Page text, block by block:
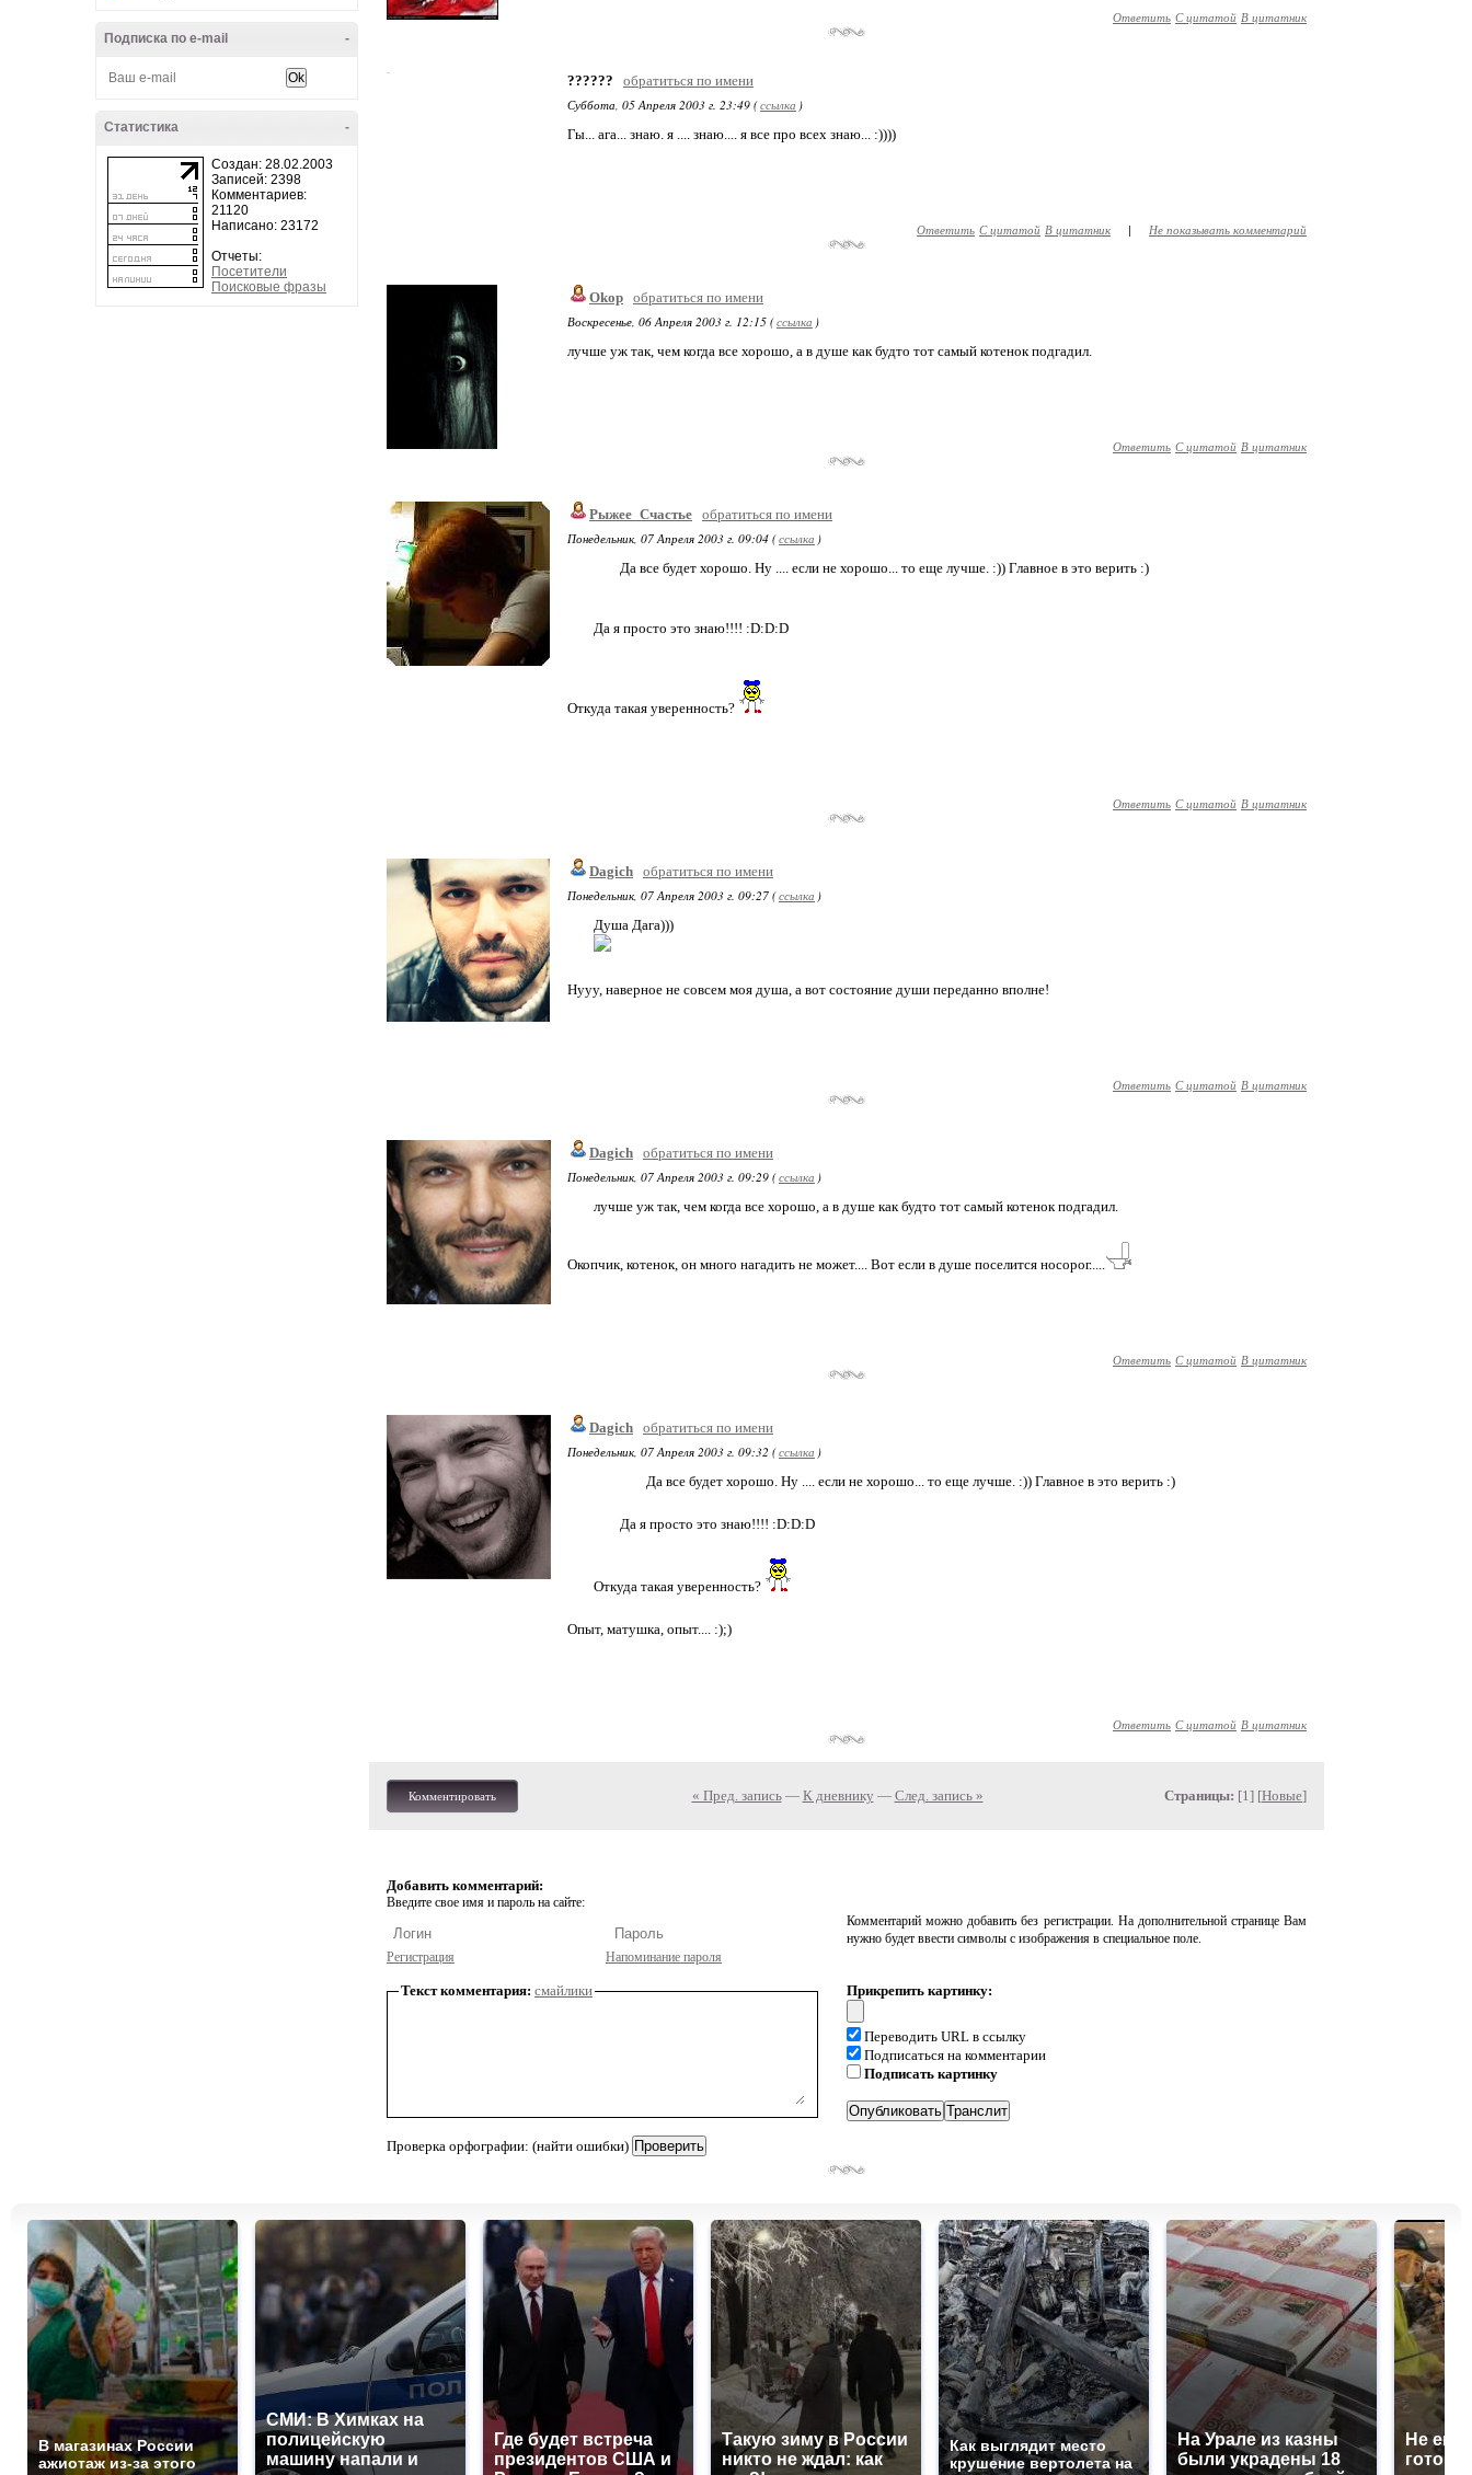
-
Подписка по e-mail
-
Статистика
Создан: 28.02.2003
Записей: 2398
Комментариев:
21120
Написано: 23172
Отчеты:
Посетители
Поисковые фразы
Ответить С цитатой В цитатник
??????
обратиться по имени
Суббота, 05 Апреля 2003 г. 23:49 (ссылка )
Гы... ага... знаю. я .... знаю.... я все про всех знаю... :))))
Ответить С цитатой В цитатник | Не показывать комментарий
Okop обратиться по имени
Воскресенье, 06 Апреля 2003 г. 12:15 (ссылка )
лучше уж так, чем когда все хорошо, а в душе как будто тот самый котенок подгадил.
Ответить С цитатой В цитатник
Рыжее_Счастье обратиться по имени
Понедельник, 07 Апреля 2003 г. 09:04 (ссылка )
Да все будет хорошо. Ну .... если не хорошо... то еще лучше. :)) Главное в это верить :)
Да я просто это знаю!!!! :D:D:D
Откуда такая уверенность?
Ответить С цитатой В цитатник
Dagich обратиться по имени
Понедельник, 07 Апреля 2003 г. 09:27 (ссылка )
Душа Дага)))
Нууу, наверное не совсем моя душа, а вот состояние души переданно вполне!
Ответить С цитатой В цитатник
Dagich обратиться по имени
Понедельник, 07 Апреля 2003 г. 09:29 (ссылка )
лучше уж так, чем когда все хорошо, а в душе как будто тот самый котенок подгадил.
Окопчик, котенок, он много нагадить не может.... Вот если в душе поселится носорог.....
Ответить С цитатой В цитатник
Dagich обратиться по имени
Понедельник, 07 Апреля 2003 г. 09:32 (ссылка )
Да все будет хорошо. Ну .... если не хорошо... то еще лучше. :)) Главное в это верить :)
Да я просто это знаю!!!! :D:D:D
Откуда такая уверенность?
Опыт, матушка, опыт.... :);)
Ответить С цитатой В цитатник
Комментировать « Пред. запись— К дневнику — След. запись » Страницы: [1] [Новые]
Добавить комментарий:
Введите свое имя и пароль на сайте:
Регистрация Напоминание пароля
Комментарий можно добавить без регистрации. На дополнительной странице Вам
нужно будет ввести символы с изображения в специальное поле.
Текст комментария: смайлики
Проверка орфографии: (найти ошибки)
Прикрепить картинку:
Переводить URL в ссылку
Подписаться на комментарии
Подписать картинку
В магазинах России
ажиотаж из-за этого
СМИ: В Химках на
полицейскую
машину напали и
Где будет встреча
президентов США и
Такую зиму в России
никто не ждал: как
Как выглядит место
крушение вертолета на
На Урале из казны
были украдены 18
Не